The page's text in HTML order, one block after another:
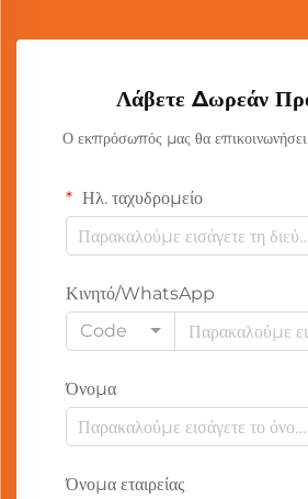
Λάβετε Δωρεάν
Ο εκπρόσωπός μας θα
Ηλ. ταχυδρομείο
Κινητό/WhatsApp
Code
Όνομα
Όνομα εταιρείας